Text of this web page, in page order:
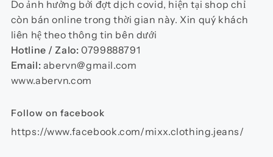
Do ảnh hưởng bởi đợt dịch covid, hiện tại shop chỉ
còn bán online trong thời gian này. Xin quý khách
liên hệ theo thông tin bên dưới
Hotline / Zalo:0799888791
Email: abervn@gmail.com
www.abervn.com
Follow on facebook
https://www.facebook.com/mixx.clothing.jeans/